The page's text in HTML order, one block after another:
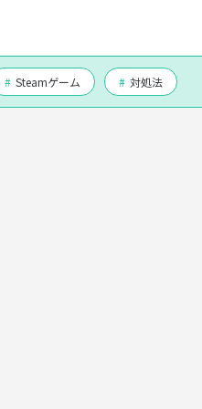
# Steamゲーム # 対処法